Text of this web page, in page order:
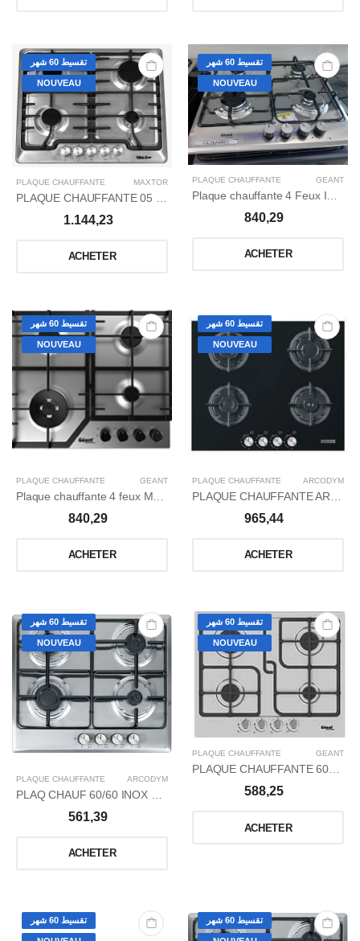
تقسيط 60 شهر
NOUVEAU
PLAQUE CHAUFFANTE MAXTOR
1.144,23
ACHETER
تقسيط 60 شهر
NOUVEAU
PLAQUE CHAUFFANTE GÉANT
840,29
ACHETER
تقسيط 60 شهر
NOUVEAU
PLAQUE CHAUFFANTE GÉANT
840,29
ACHETER
تقسيط 60 شهر
NOUVEAU
PLAQUE CHAUFFANTE ARCODYM
965,44
ACHETER
تقسيط 60 شهر
NOUVEAU
PLAQUE CHAUFFANTE ARCODYM
561,39
ACHETER
تقسيط 60 شهر
NOUVEAU
PLAQUE CHAUFFANTE GÉANT
588,25
ACHETER
تقسيط 60 شهر تقسيط 60 شهر